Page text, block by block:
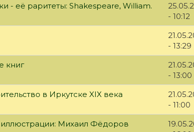
- её раритеты: Shakespeare, William.
- 10:12
- 13:29
книг
- 13:00
в Иркутске XIX века
- 11:00
Михаил Фёдоров